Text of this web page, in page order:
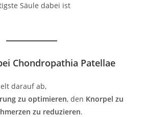
Säule dabei ist
Chondropathia Patellae
darauf ab,
zu optimieren, den Knorpel zu
zu reduzieren.